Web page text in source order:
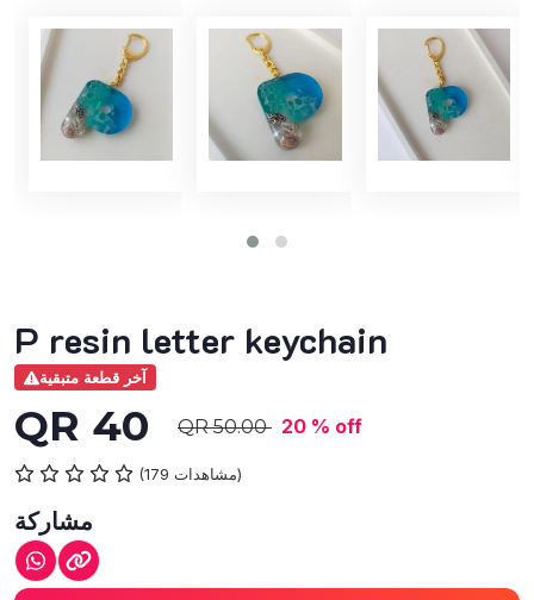
P resin letter keychain
آخر قطعة متبقية
QR 40 QR 50.00 20 % off
(179 مشاهدات)
مشاركة